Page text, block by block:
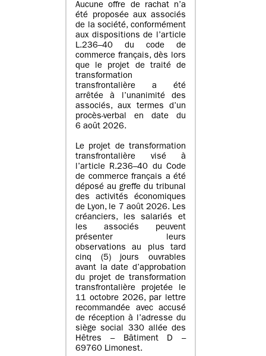
Aucune offre de rachat n’a
été proposée aux associés
de la société, conformément
aux dispositions de l’article
L.236–40 du code de
commerce français, dès lors
que le projet de traité de
transformation
transfrontalière a été
arrêtée à l’unanimité des
associés, aux termes d’un
procès-verbal en date du
6 août 2026.
Le projet de transformation
transfrontalière visé à
l’article R.236–40 du Code
de commerce français a été
déposé au greffe du tribunal
des activités économiques
de Lyon, le 7 août 2026. Les
créanciers, les salariés et
les associés peuvent
présenter leurs
observations au plus tard
cinq (5) jours ouvrables
avant la date d’approbation
du projet de transformation
transfrontalière projetée le
11 octobre 2026, par lettre
recommandée avec accusé
de réception à l’adresse du
siège social 330 allée des
Hêtres – Bâtiment D –
69760 Limonest.